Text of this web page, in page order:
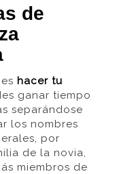
de
hacer tu
ganar tiempo
separándose
los nombres
por
de la novia,
miembros de